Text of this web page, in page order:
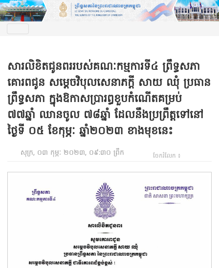
សារលិខិតជូនពររបស់គណៈកម្មការទី៤ ព្រឹទ្ធសភា
គោរពជូន សម្តេចវិបុលសេនាភក្ដី សាយ ឈុំ ប្រធាន
ព្រឹទ្ធសភា ក្នុងឱកាសប្រារព្ធខួបកំណើតគម្រប់
៧៧ឆ្នាំ ឈានចូល ៧៨ឆ្នាំ ដែលនឹងប្រព្រឹត្តទៅនៅ
ថ្ងៃទី ០៥ ខែកុម្ភៈ ឆ្នាំ២០២៣ ខាងមុខនេះ
សុក្រ, ០៣ កុម្ភៈ ២០២៣, ០៩:៣០ ព្រឹក ចែករំលែក ៖